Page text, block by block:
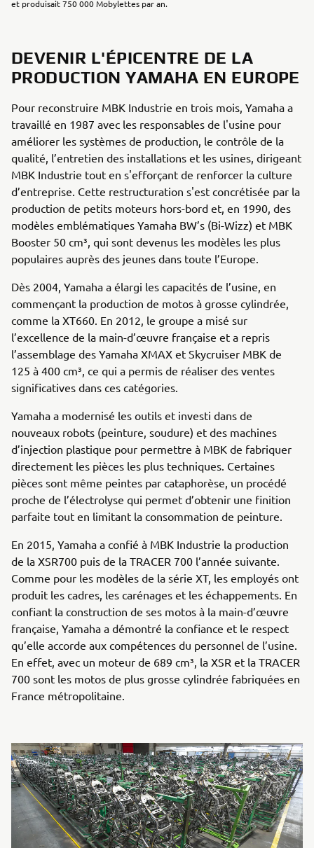
et produisait 750 000 Mobylettes par an.
DEVENIR L'ÉPICENTRE DE LA
PRODUCTION YAMAHA EN EUROPE
Pour reconstruire MBK Industrie en trois mois, Yamaha a
travaillé en 1987 avec les responsables de l'usine pour
améliorer les systèmes de production, le contrôle de la
qualité, l’entretien des installations et les usines, dirigeant
MBK Industrie tout en s'efforçant de renforcer la culture
d’entreprise. Cette restructuration s'est concrétisée par la
production de petits moteurs hors-bord et, en 1990, des
modèles emblématiques Yamaha BW’s (Bi-Wizz) et MBK
Booster 50 cm³, qui sont devenus les modèles les plus
populaires auprès des jeunes dans toute l’Europe.
Dès 2004, Yamaha a élargi les capacités de l’usine, en
commençant la production de motos à grosse cylindrée,
comme la XT660. En 2012, le groupe a misé sur
l’excellence de la main-d’œuvre française et a repris
l’assemblage des Yamaha XMAX et Skycruiser MBK de
125 à 400 cm³, ce qui a permis de réaliser des ventes
significatives dans ces catégories.
Yamaha a modernisé les outils et investi dans de
nouveaux robots (peinture, soudure) et des machines
d’injection plastique pour permettre à MBK de fabriquer
directement les pièces les plus techniques. Certaines
pièces sont même peintes par cataphorèse, un procédé
proche de l’électrolyse qui permet d’obtenir une finition
parfaite tout en limitant la consommation de peinture.
En 2015, Yamaha a confié à MBK Industrie la production
de la XSR700 puis de la TRACER 700 l’année suivante.
Comme pour les modèles de la série XT, les employés ont
produit les cadres, les carénages et les échappements. En
confiant la construction de ses motos à la main-d’œuvre
française, Yamaha a démontré la confiance et le respect
qu’elle accorde aux compétences du personnel de l’usine.
En effet, avec un moteur de 689 cm³, la XSR et la TRACER
700 sont les motos de plus grosse cylindrée fabriquées en
France métropolitaine.